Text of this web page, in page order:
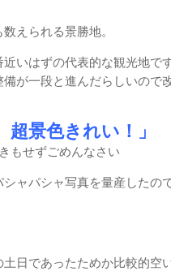
えられる景勝地。
いはずの代表的な観光地
が一段と進んだらしいので
景色きれい！」
せずごめんなさい
ャパシャ写真を量産したの
日であったためか比較的空